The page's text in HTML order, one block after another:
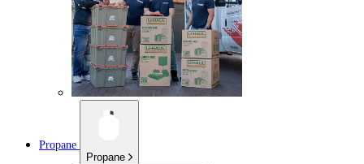
Propane
Propane